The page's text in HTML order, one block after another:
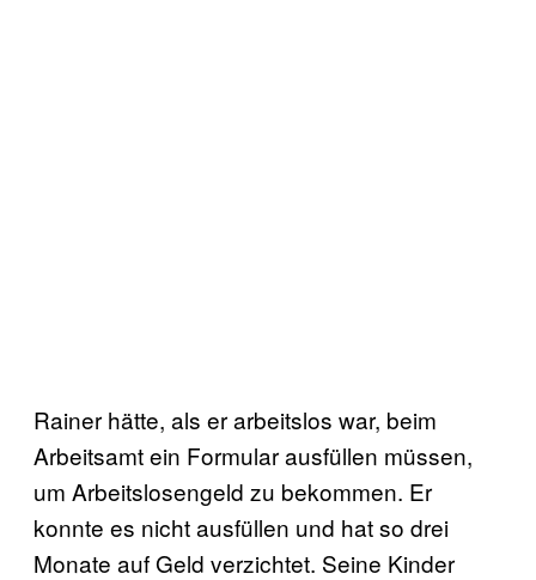
Rainer hätte, als er arbeitslos war, beim
Arbeitsamt ein Formular ausfüllen müssen,
um Arbeitslosengeld zu bekommen. Er
konnte es nicht ausfüllen und hat so drei
Monate auf Geld verzichtet. Seine Kinder